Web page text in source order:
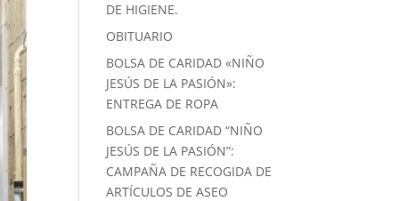
DE HIGIENE.
OBITUARIO
BOLSA DE CARIDAD «NIÑO
JESÚS DE LA PASIÓN»:
ENTREGA DE ROPA
BOLSA DE CARIDAD “NIÑO
JESÚS DE LA PASIÓN”:
CAMPAÑA DE RECOGIDA DE
ARTÍCULOS DE ASEO